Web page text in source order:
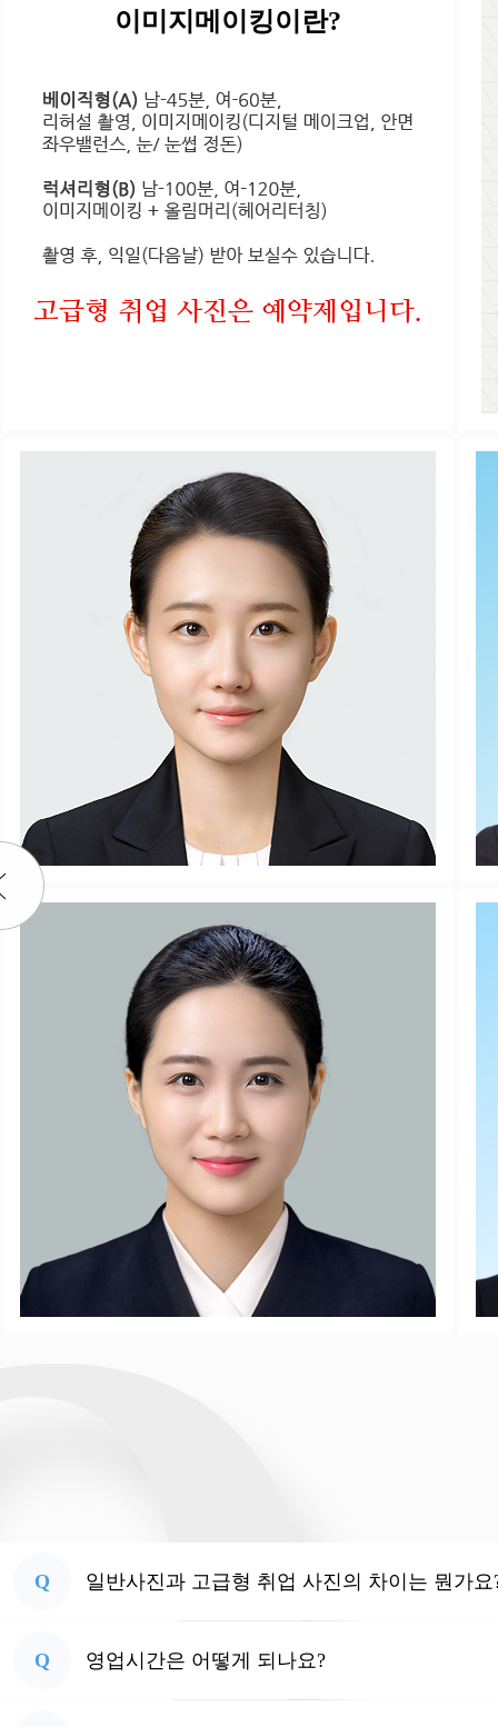
이미지메이킹이란?
고급형 취업 사진은 예약제입니다.
Q 일반사진과 고급형 취업 사진의 차이는 뭔가요
Q 영업시간은 어떻게 되나요?